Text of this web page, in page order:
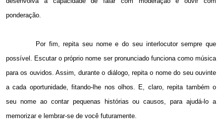
ponderação.
Por fim, repita seu nome e do seu interlocutor sempre que
possível. Escutar o próprio nome ser pronunciado funciona como música
para os ouvidos. Assim, durante o diálogo, repita o nome do seu ouvinte
a cada oportunidade, fitando-lhe nos olhos. E, claro, repita também o
seu nome ao contar pequenas histórias ou causos, para ajudá-lo a
memorizar e lembrar-se de você futuramente.